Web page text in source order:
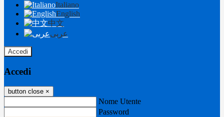
Italiano
English
中文
عربى
Accedi
Accedi
button close ×
Nome Utente
Password